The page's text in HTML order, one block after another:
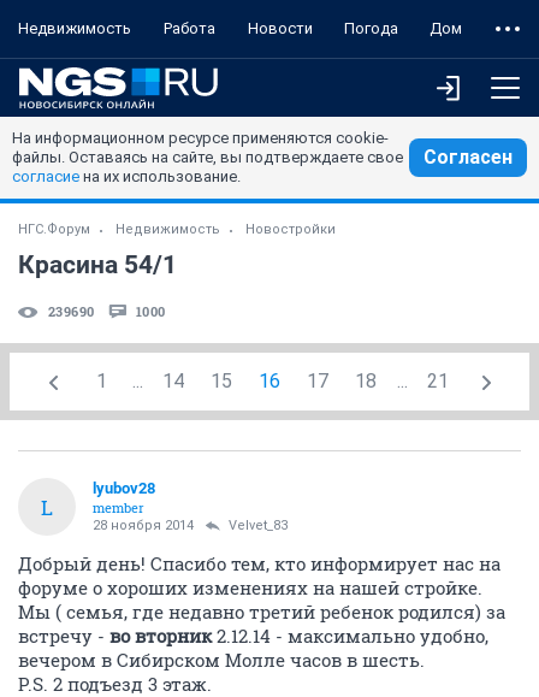
Недвижимость Работа Новости Погода Дом
На информационном ресурсе применяются cookie-
файлы. Оставаясь на сайте, вы подтверждаете свое
согласие на их использование.
Согласен
НГС.Форум Недвижимость Новостройки
Красина 54/1
239690 1000
1 ... 14 15 16 17 18 ... 21
L
lyubov28
member
28 ноября 2014 Velvet_83
Добрый день! Спасибо тем, кто информирует нас на
форуме о хороших изменениях на нашей стройке.
Мы ( семья, где недавно третий ребенок родился) за
встречу - во вторник2.12.14 - максимально удобно,
вечером в Сибирском Молле часов в шесть.
P.S. 2 подъезд 3 этаж.